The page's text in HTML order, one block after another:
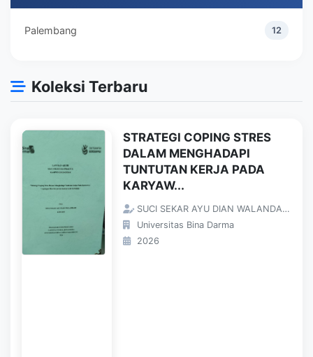
Palembang 12
Koleksi Terbaru
STRATEGI COPING STRES
DALAM MENGHADAPI
TUNTUTAN KERJA PADA
KARYAW...
SUCI SEKAR AYU DIAN WALANDARI;
Universitas Bina Darma
2026